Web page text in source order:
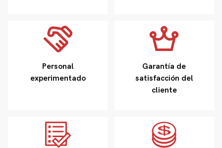
Personal
experimentado
Garantía de
satisfacción del
cliente